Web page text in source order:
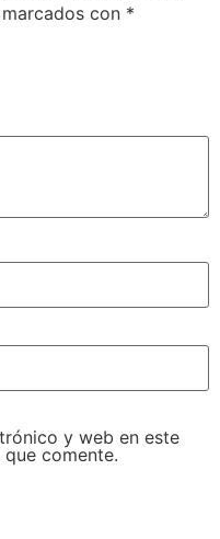
con *
y web en este
comente.